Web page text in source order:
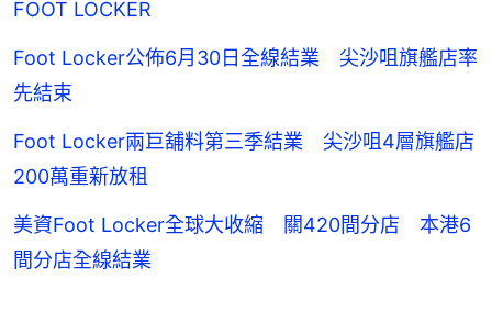
FOOT LOCKER
Foot Locker公佈6月30日全線結業 尖沙咀旗艦店率
先結束
Foot Locker兩巨舖料第三季結業 尖沙咀4層旗艦店
200萬重新放租
美資Foot Locker全球大收縮 關420間分店 本港6
間分店全線結業